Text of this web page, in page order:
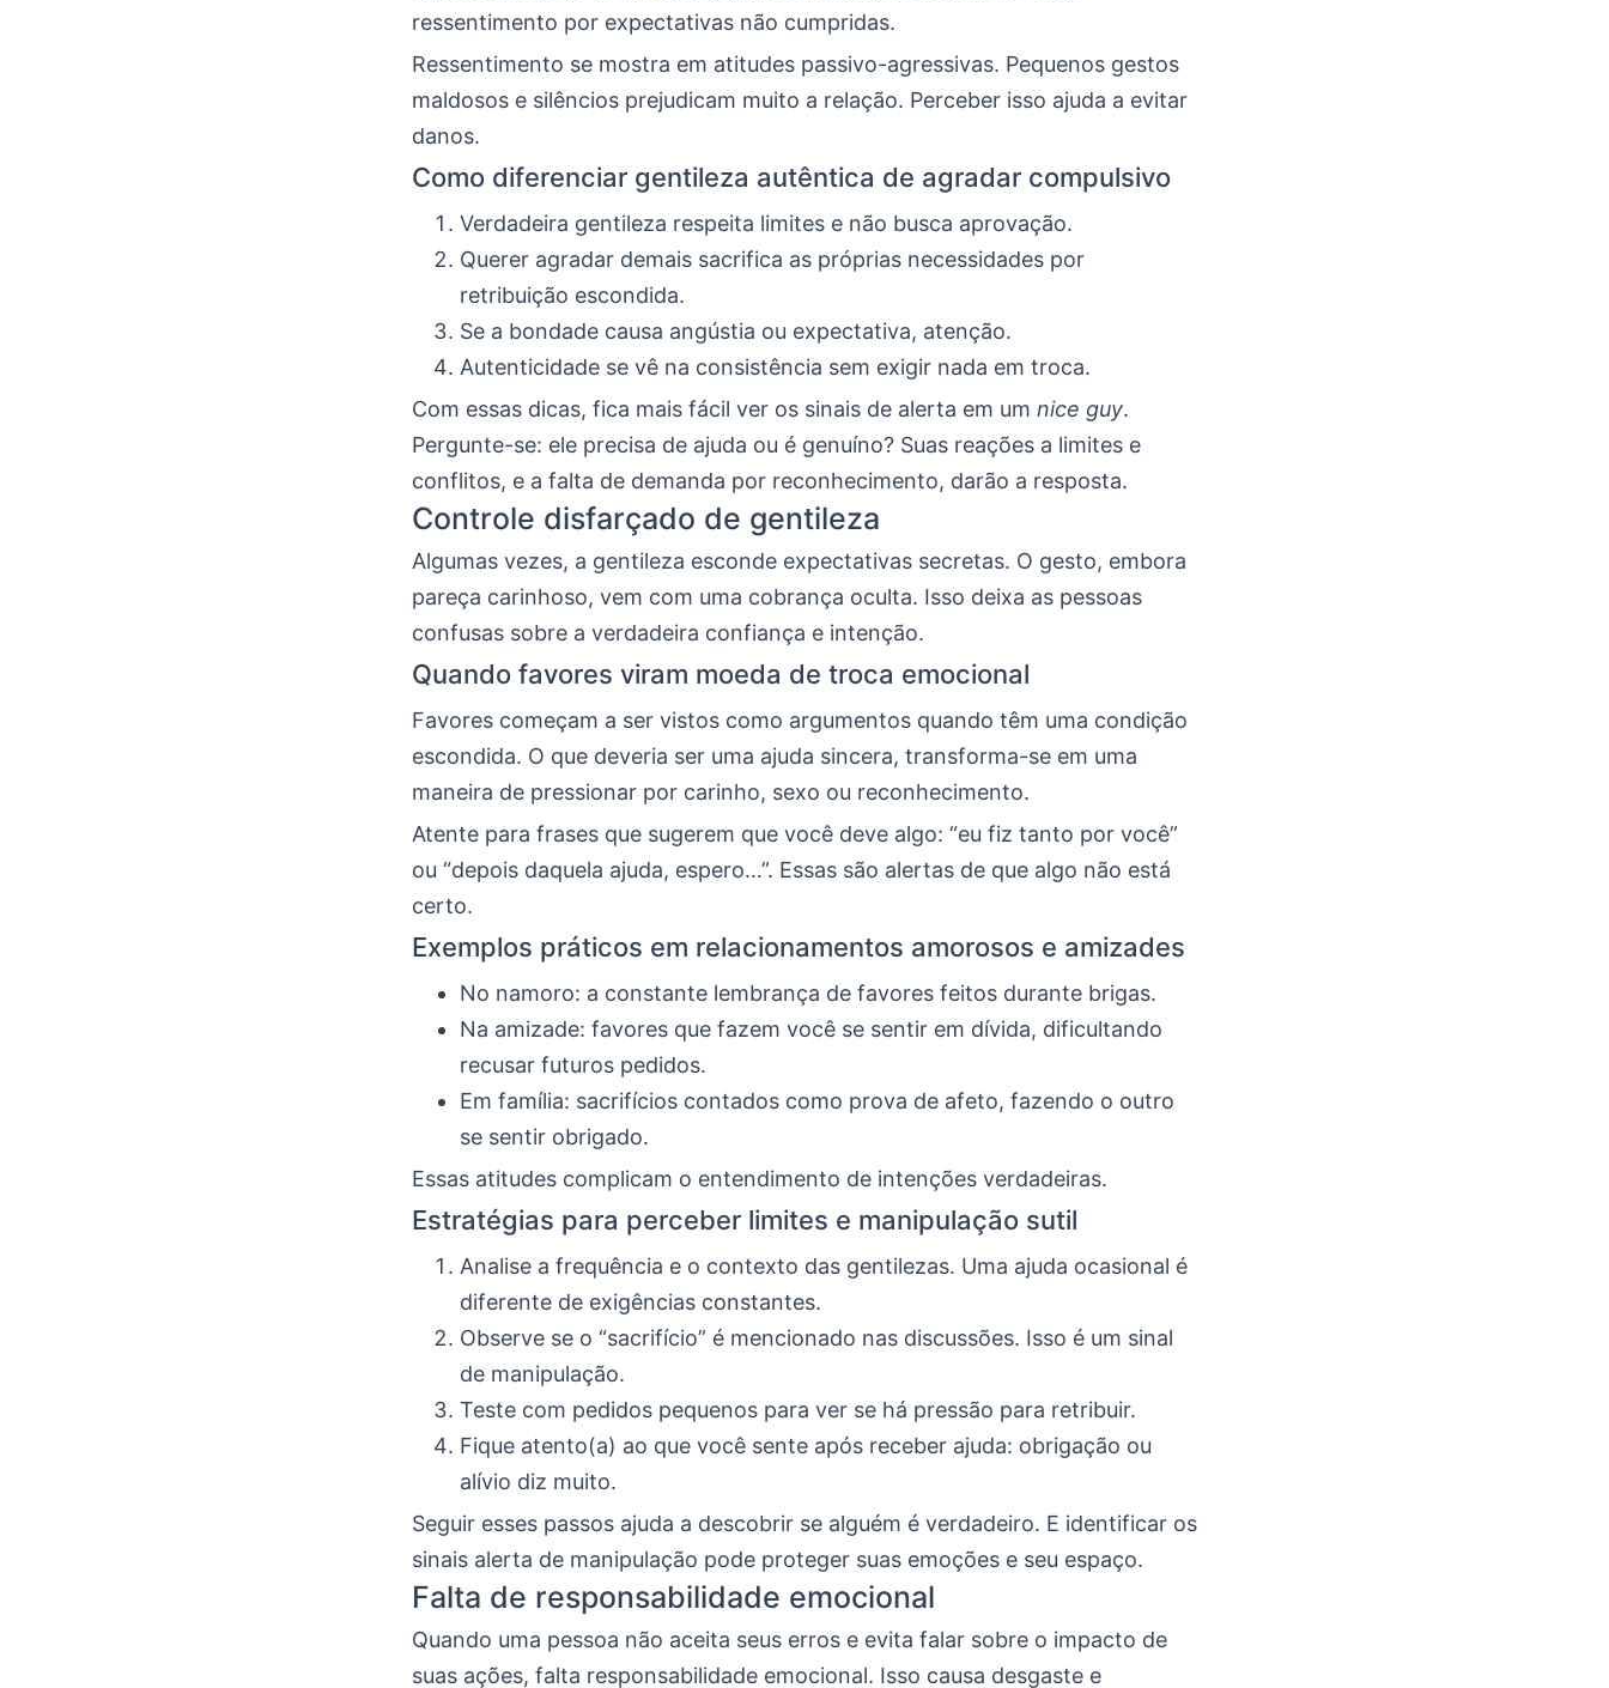
ressentimento por expectativas não cumpridas.
Ressentimento se mostra em atitudes passivo-agressivas. Pequenos gestos
maldosos e silêncios prejudicam muito a relação. Perceber isso ajuda a evitar
danos.
Como diferenciar gentileza autêntica de agradar compulsivo
Verdadeira gentileza respeita limites e não busca aprovação.
Querer agradar demais sacrifica as próprias necessidades por
retribuição escondida.
Se a bondade causa angústia ou expectativa, atenção.
Autenticidade se vê na consistência sem exigir nada em troca.
Com essas dicas, fica mais fácil ver os sinais de alerta em um nice guy.
Pergunte-se: ele precisa de ajuda ou é genuíno? Suas reações a limites e
conflitos, e a falta de demanda por reconhecimento, darão a resposta.
Controle disfarçado de gentileza
Algumas vezes, a gentileza esconde expectativas secretas. O gesto, embora
pareça carinhoso, vem com uma cobrança oculta. Isso deixa as pessoas
confusas sobre a verdadeira confiança e intenção.
Quando favores viram moeda de troca emocional
Favores começam a ser vistos como argumentos quando têm uma condição
escondida. O que deveria ser uma ajuda sincera, transforma-se em uma
maneira de pressionar por carinho, sexo ou reconhecimento.
Atente para frases que sugerem que você deve algo: “eu fiz tanto por você”
ou “depois daquela ajuda, espero…”. Essas são alertas de que algo não está
certo.
Exemplos práticos em relacionamentos amorosos e amizades
No namoro: a constante lembrança de favores feitos durante brigas.
Na amizade: favores que fazem você se sentir em dívida, dificultando
recusar futuros pedidos.
Em família: sacrifícios contados como prova de afeto, fazendo o outro
se sentir obrigado.
Essas atitudes complicam o entendimento de intenções verdadeiras.
Estratégias para perceber limites e manipulação sutil
Analise a frequência e o contexto das gentilezas. Uma ajuda ocasional é
diferente de exigências constantes.
Observe se o “sacrifício” é mencionado nas discussões. Isso é um sinal
de manipulação.
Teste com pedidos pequenos para ver se há pressão para retribuir.
Fique atento(a) ao que você sente após receber ajuda: obrigação ou
alívio diz muito.
Seguir esses passos ajuda a descobrir se alguém é verdadeiro. E identificar os
sinais alerta de manipulação pode proteger suas emoções e seu espaço.
Falta de responsabilidade emocional
Quando uma pessoa não aceita seus erros e evita falar sobre o impacto de
suas ações, falta responsabilidade emocional. Isso causa desgaste e